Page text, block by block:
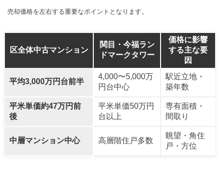
売却価格を左右する重要なポイントとなります。
区全体中古マンション
関目・今福ラン
ドマークタワー
価格に影響
する主な要
因
平均3,000万円台前半
4,000〜5,000万
円台中心
駅近立地・
築年数
平米単価約47万円前
後
平米単価50万円
台以上
専有面積・
間取り
中層マンション中心 高層階住戸多数
眺望・角住
戸・方位